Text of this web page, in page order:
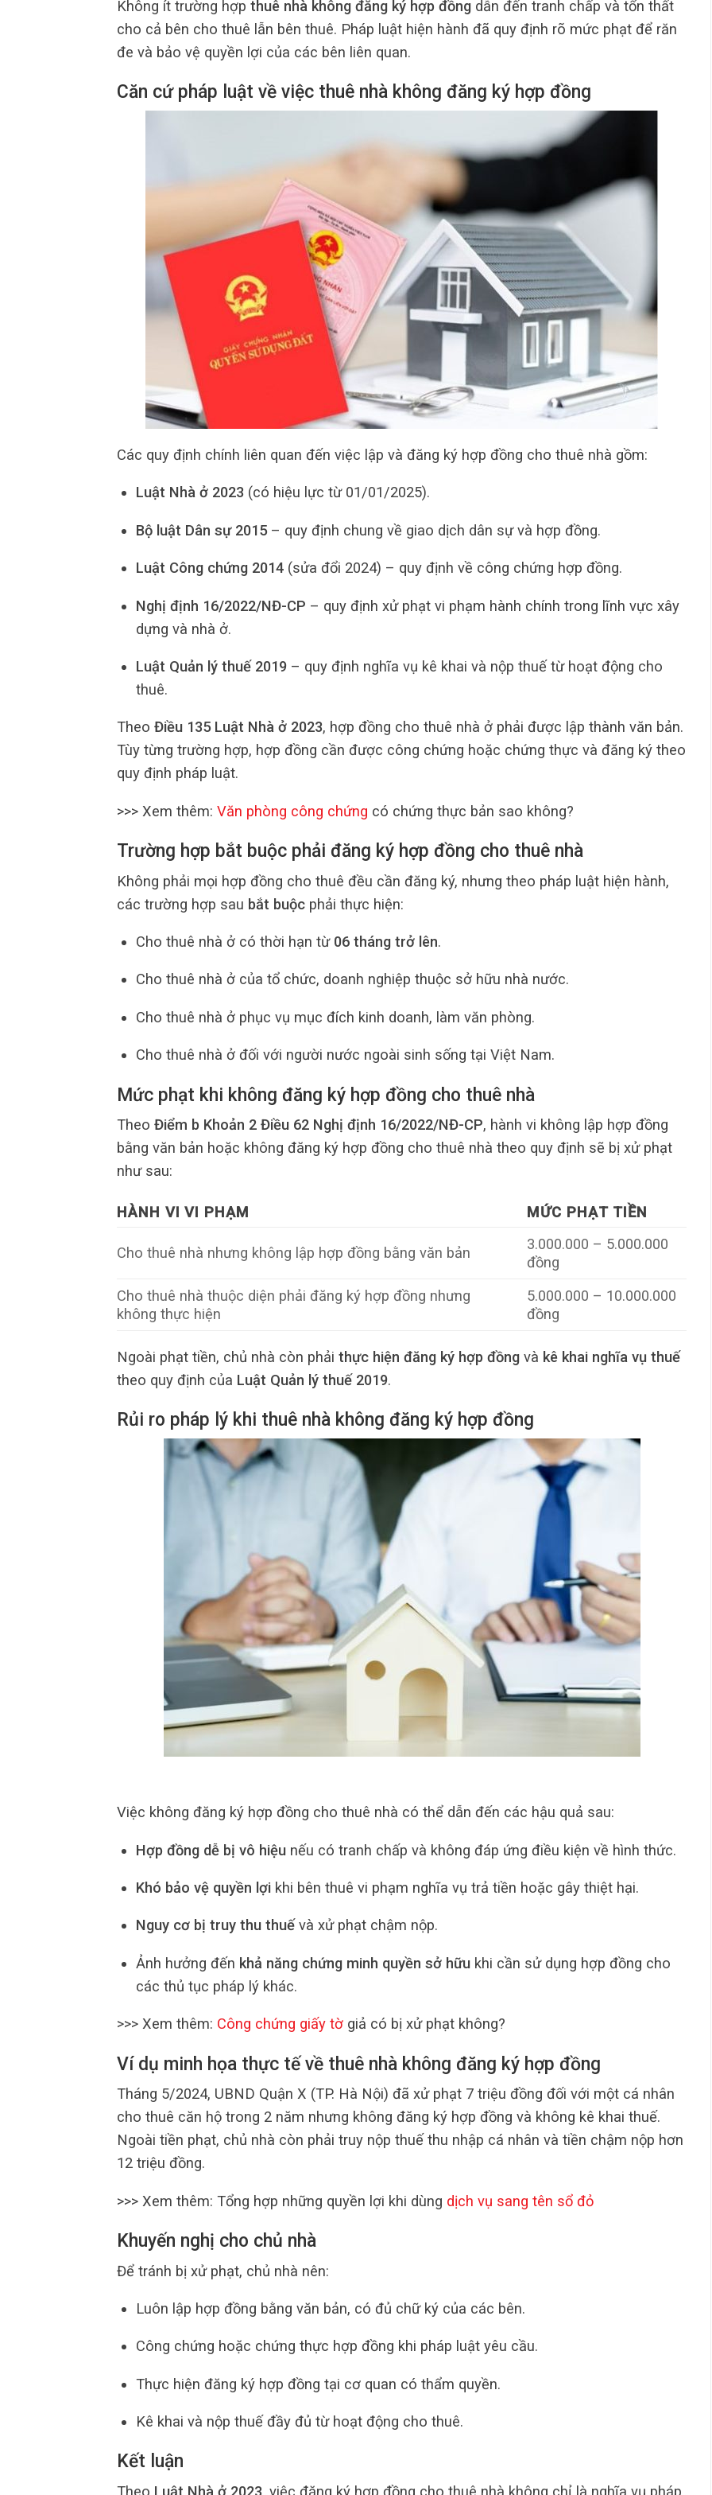
Không ít trường hợp thuê nhà không đăng ký hợp đồng dẫn đến tranh chấp và tổn thất
cho cả bên cho thuê lẫn bên thuê. Pháp luật hiện hành đã quy định rõ mức phạt để răn
đe và bảo vệ quyền lợi của các bên liên quan.
Căn cứ pháp luật về việc thuê nhà không đăng ký hợp đồng
Các quy định chính liên quan đến việc lập và đăng ký hợp đồng cho thuê nhà gồm:
Luật Nhà ở 2023(có hiệu lực từ 01/01/2025).
Bộ luật Dân sự 2015– quy định chung về giao dịch dân sự và hợp đồng.
Luật Công chứng 2014(sửa đổi 2024) – quy định về công chứng hợp đồng.
Nghị định 16/2022/NĐ-CP – quy định xử phạt vi phạm hành chính trong lĩnh vực xây
dựng và nhà ở.
Luật Quản lý thuế 2019– quy định nghĩa vụ kê khai và nộp thuế từ hoạt động cho
thuê.
Theo Điều 135 Luật Nhà ở 2023, hợp đồng cho thuê nhà ở phải được lập thành văn bản.
Tùy từng trường hợp, hợp đồng cần được công chứng hoặc chứng thực và đăng ký theo
quy định pháp luật.
>>> Xem thêm: Văn phòng công chứng có chứng thực bản sao không?
Trường hợp bắt buộc phải đăng ký hợp đồng cho thuê nhà
Không phải mọi hợp đồng cho thuê đều cần đăng ký, nhưng theo pháp luật hiện hành,
các trường hợp sau bắt buộc phải thực hiện:
Cho thuê nhà ở có thời hạn từ 06 tháng trở lên.
Cho thuê nhà ở của tổ chức, doanh nghiệp thuộc sở hữu nhà nước.
Cho thuê nhà ở phục vụ mục đích kinh doanh, làm văn phòng.
Cho thuê nhà ở đối với người nước ngoài sinh sống tại Việt Nam.
Mức phạt khi không đăng ký hợp đồng cho thuê nhà
Theo Điểm b Khoản 2 Điều 62 Nghị định 16/2022/NĐ-CP, hành vi không lập hợp đồng
bằng văn bản hoặc không đăng ký hợp đồng cho thuê nhà theo quy định sẽ bị xử phạt
như sau:
HÀNH VI VI PHẠM MỨC PHẠT TIỀN
Cho thuê nhà nhưng không lập hợp đồng bằng văn bản
3.000.000 – 5.000.000
đồng
Cho thuê nhà thuộc diện phải đăng ký hợp đồng nhưng
không thực hiện
5.000.000 – 10.000.000
đồng
Ngoài phạt tiền, chủ nhà còn phải thực hiện đăng ký hợp đồng và kê khai nghĩa vụ thuế
theo quy định của Luật Quản lý thuế 2019.
Rủi ro pháp lý khi thuê nhà không đăng ký hợp đồng
Việc không đăng ký hợp đồng cho thuê nhà có thể dẫn đến các hậu quả sau:
Hợp đồng dễ bị vô hiệunếu có tranh chấp và không đáp ứng điều kiện về hình thức.
Khó bảo vệ quyền lợikhi bên thuê vi phạm nghĩa vụ trả tiền hoặc gây thiệt hại.
Nguy cơ bị truy thu thuếvà xử phạt chậm nộp.
Ảnh hưởng đến khả năng chứng minh quyền sở hữukhi cần sử dụng hợp đồng cho
các thủ tục pháp lý khác.
>>> Xem thêm: Công chứng giấy tờ giả có bị xử phạt không?
Ví dụ minh họa thực tế về thuê nhà không đăng ký hợp đồng
Tháng 5/2024, UBND Quận X (TP. Hà Nội) đã xử phạt 7 triệu đồng đối với một cá nhân
cho thuê căn hộ trong 2 năm nhưng không đăng ký hợp đồng và không kê khai thuế.
Ngoài tiền phạt, chủ nhà còn phải truy nộp thuế thu nhập cá nhân và tiền chậm nộp hơn
12 triệu đồng.
>>> Xem thêm: Tổng hợp những quyền lợi khi dùng dịch vụ sang tên sổ đỏ
Khuyến nghị cho chủ nhà
Để tránh bị xử phạt, chủ nhà nên:
Luôn lập hợp đồng bằng văn bản, có đủ chữ ký của các bên.
Công chứng hoặc chứng thực hợp đồng khi pháp luật yêu cầu.
Thực hiện đăng ký hợp đồng tại cơ quan có thẩm quyền.
Kê khai và nộp thuế đầy đủ từ hoạt động cho thuê.
Kết luận
Theo Luật Nhà ở 2023 , việc đăng ký hợp đồng cho thuê nhà không chỉ là nghĩa vụ pháp